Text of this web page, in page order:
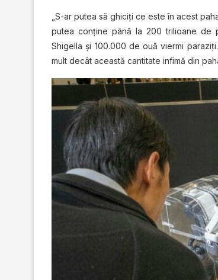
„S-ar putea să ghiciţi ce este în acest
putea conţine până la 200 trilioane de
Shigella şi 100.000 de ouă viermi
mult decât această cantitate infimă din